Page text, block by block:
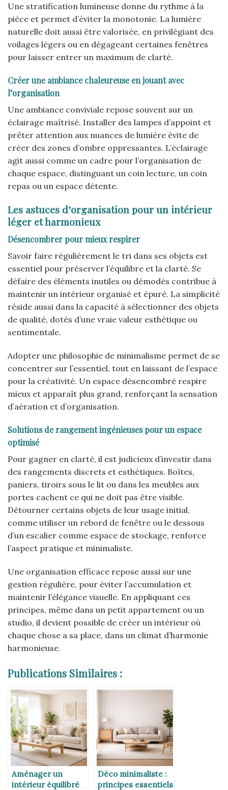
Une stratification lumineuse donne du rythme à la
pièce et permet d’éviter la monotonie. La lumière
naturelle doit aussi être valorisée, en privilégiant des
voilages légers ou en dégageant certaines fenêtres
pour laisser entrer un maximum de clarté.
Créer une ambiance chaleureuse en jouant avec
l’organisation
Une ambiance conviviale repose souvent sur un
éclairage maîtrisé. Installer des lampes d’appoint et
prêter attention aux nuances de lumière évite de
créer des zones d’ombre oppressantes. L’éclairage
agit aussi comme un cadre pour l’organisation de
chaque espace, distinguant un coin lecture, un coin
repas ou un espace détente.
Les astuces d’organisation pour un intérieur
léger et harmonieux
Désencombrer pour mieux respirer
Savoir faire régulièrement le tri dans ses objets est
essentiel pour préserver l’équilibre et la clarté. Se
défaire des éléments inutiles ou démodés contribue à
maintenir un intérieur organisé et épuré. La simplicité
réside aussi dans la capacité à sélectionner des objets
de qualité, dotés d’une vraie valeur esthétique ou
sentimentale.
Adopter une philosophie de minimalisme permet de se
concentrer sur l’essentiel, tout en laissant de l’espace
pour la créativité. Un espace désencombré respire
mieux et apparaît plus grand, renforçant la sensation
d’aération et d’organisation.
Solutions de rangement ingénieuses pour un espace
optimisé
Pour gagner en clarté, il est judicieux d’investir dans
des rangements discrets et esthétiques. Boîtes,
paniers, tiroirs sous le lit ou dans les meubles aux
portes cachent ce qui ne doit pas être visible.
Détourner certains objets de leur usage initial,
comme utiliser un rebord de fenêtre ou le dessous
d’un escalier comme espace de stockage, renforce
l’aspect pratique et minimaliste.
Une organisation efficace repose aussi sur une
gestion régulière, pour éviter l’accumulation et
maintenir l’élégance visuelle. En appliquant ces
principes, même dans un petit appartement ou un
studio, il devient possible de créer un intérieur où
chaque chose a sa place, dans un climat d’harmonie
harmonieuse.
Publications Similaires :
Aménager un
intérieur équilibré
Déco minimaliste :
principes essentiels